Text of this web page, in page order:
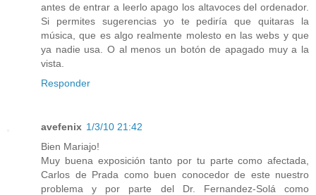
antes de entrar a leerlo apago los altavoces del ordenador.
Si permites sugerencias yo te pediría que quitaras la
música, que es algo realmente molesto en las webs y que
ya nadie usa. O al menos un botón de apagado muy a la
vista.
Responder
avefenix 1/3/10 21:42
Bien Mariajo!
Muy buena exposición tanto por tu parte como afectada,
Carlos de Prada como buen conocedor de este nuestro
problema y por parte del Dr. Fernandez-Solá como